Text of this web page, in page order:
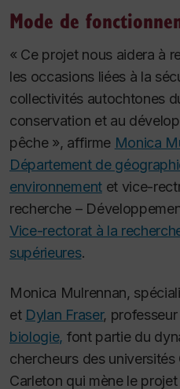
Mode de
« Ce projet nous aidera à
les occasions liées à la
collectivités autochtones
conservation et au
pêche », affirme Monica
Département de
environnementet vice-
recherche –
Vice-rectorat à la
supérieures.
Monica Mulrennan,
et Dylan Fraser, professeur
biologie, font partie du
chercheurs des
Carleton qui mène le